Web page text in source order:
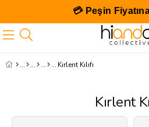
💳 Peşin
Kırlent Kılıfı
Kırlent